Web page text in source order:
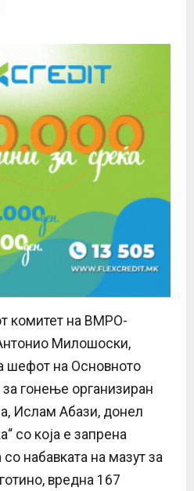
комитет на ВМРО-
Милошоски,
шефот на Основното
за гонење организиран
Ислам Абази, донел
со која е запрена
набавката на мазут за
вредна 167